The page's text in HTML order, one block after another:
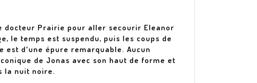
docteur Prairie pour aller secourir Eleanor
le temps est suspendu, puis les coups de
d'une épure remarquable. Aucun
de Jonas avec son haut de forme et
la nuit noire.